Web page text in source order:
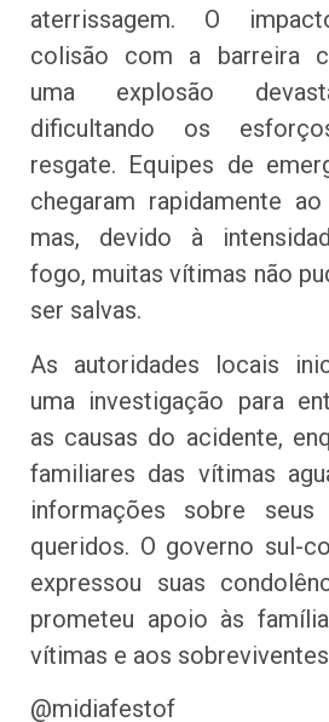
aterrissagem. O
colisão com a barreira
uma explosão
dificultando os
resgate. Equipes de
chegaram rapidamente
mas, devido à
fogo, muitas vítimas não
ser salvas.
As autoridades locais
uma investigação para
as causas do acidente,
familiares das vítimas
informações sobre seus
queridos. O governo sul-
expressou suas
prometeu apoio às
vítimas e aos
@midiafestof